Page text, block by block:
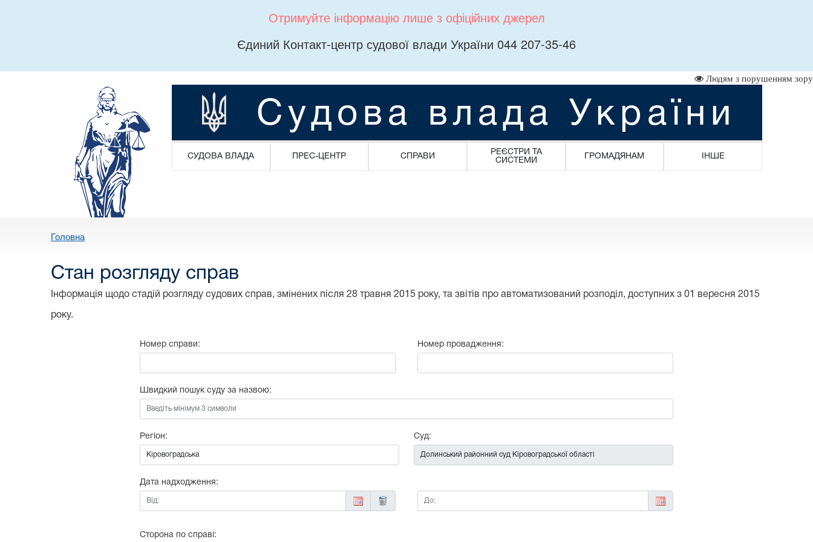
Отримуйте інформацію лише з офіційних джерел
Єдиний Контакт-центр судової влади України 044 207-35-46
Людям з порушенням зору
Судова влада України
СУДОВА ВЛАДА ПРЕС-ЦЕНТР СПРАВИ
РЕЄСТРИ ТА
СИСТЕМИ
ГРОМАДЯНАМ ІНШЕ
Головна
Стан розгляду справ
Інформація щодо стадій розгляду судових справ, змінених після 28 травня 2015 року, та звітів про автоматизований розподіл, доступних з 01 вересня 2015
року.
Номер справи: Номер провадження:
Швидкий пошук суду за назвою:
Регіон: Суд:
Дата надходження:
Від:
До:
Сторона по справі: